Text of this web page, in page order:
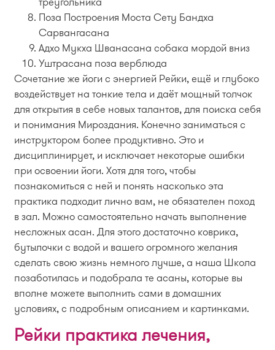
Поза Построения Моста Сету Бандха
Сарвангасана
Адхо Мукха Шванасана собака мордой вниз
Уштрасана поза верблюда
Сочетание же йоги с энергией Рейки, ещё и глубоко
воздействует на тонкие тела и даёт мощный толчок
для открытия в себе новых талантов, для поиска себя
и понимания Мироздания. Конечно заниматься с
инструктором более продуктивно. Это и
дисциплинирует, и исключает некоторые ошибки
при освоении йоги. Хотя для того, чтобы
познакомиться с ней и понять насколько эта
практика подходит лично вам, не обязателен поход
в зал. Можно самостоятельно начать выполнение
несложных асан. Для этого достаточно коврика,
бутылочки с водой и вашего огромного желания
сделать свою жизнь немного лучше, а наша Школа
позаботилась и подобрала те асаны, которые вы
вполне можете выполнить сами в домашних
условиях, с подробным описанием и картинками.
Рейки практика лечения,